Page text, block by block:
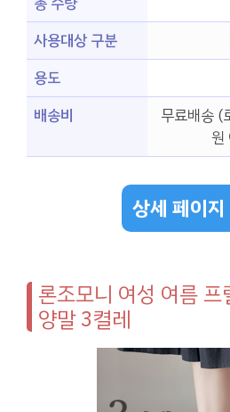
사용대상 구분
용도
배송비
무료배송
원
상세 페이
론조모니 여성 여름
양말 3켤레